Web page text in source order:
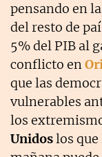
pensando en
del resto de
5% del PIB al
conflicto en
que las
vulnerables
los
Unidoslos